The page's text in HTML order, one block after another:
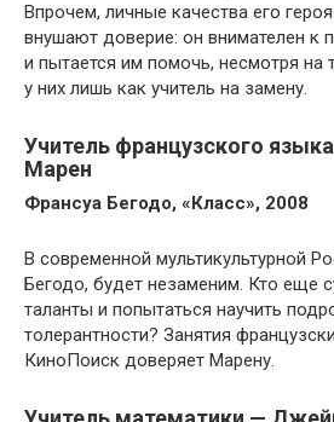
Впрочем, личные качества его
внушают доверие: он внимателен к
и пытается им помочь, несмотря на
у них лишь как учитель на замену.
Учитель французского
Марен
Франсуа Бегодо, «Класс», 2008
В современной мультикультурной
Бегодо, будет незаменим. Кто еще
таланты и попытаться научить
толерантности? Занятия
КиноПоиск доверяет Марену.